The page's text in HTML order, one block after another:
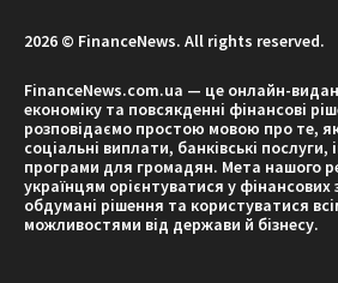
2026 © FinanceNews. All rights reserved.
FinanceNews.com.ua — це онлайн-
економіку та повсякденні фінансові
розповідаємо простою мовою про те,
соціальні виплати, банківські послуги,
програми для громадян. Мета нашого
українцям орієнтуватися у
обдумані рішення та користуватися
можливостями від держави й бізнесу.